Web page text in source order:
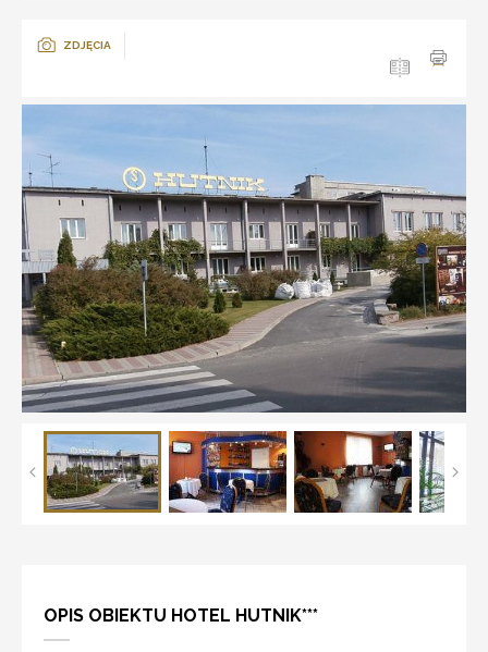
ZDJĘCIA
OPIS OBIEKTU HOTEL HUTNIK***